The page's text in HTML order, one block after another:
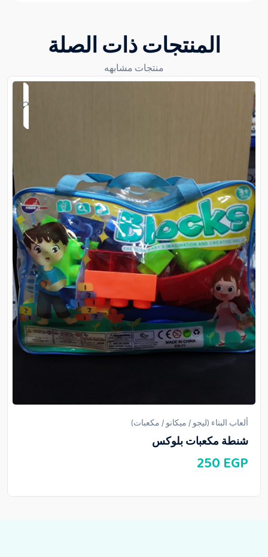
المنتجات ذات الصلة
منتجات مشابهه
ألعاب البناء (ليجو / ميكانو / مكعبات)
شنطة مكعبات بلوكس
250 EGP